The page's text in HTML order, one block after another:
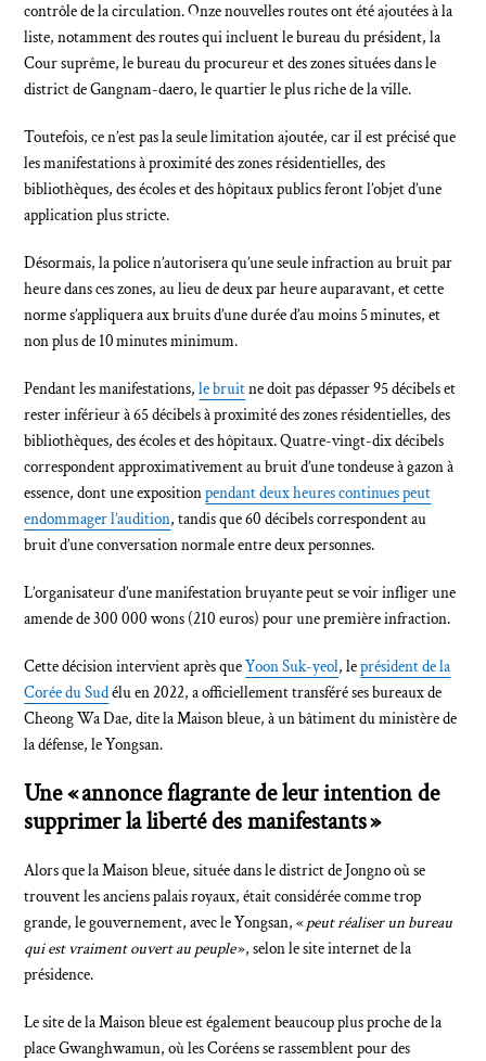
contrôle de la circulation. Onze nouvelles routes ont été ajoutées à la
liste, notamment des routes qui incluent le bureau du président, la
Cour suprême, le bureau du procureur et des zones situées dans le
district de Gangnam-daero, le quartier le plus riche de la ville.
Toutefois, ce n’est pas la seule limitation ajoutée, car il est précisé que
les manifestations à proximité des zones résidentielles, des
bibliothèques, des écoles et des hôpitaux publics feront l’objet d’une
application plus stricte.
Désormais, la police n’autorisera qu’une seule infraction au bruit par
heure dans ces zones, au lieu de deux par heure auparavant, et cette
norme s’appliquera aux bruits d’une durée d’au moins 5 minutes, et
non plus de 10 minutes minimum.
Pendant les manifestations,le bruitne doit pas dépasser 95 décibels et
rester inférieur à 65 décibels à proximité des zones résidentielles, des
bibliothèques, des écoles et des hôpitaux. Quatre-vingt-dix décibels
correspondent approximativement au bruit d’une tondeuse à gazon à
essence, dont une expositionpendant deux heures continues peut
endommager l’audition, tandis que 60 décibels correspondent au
bruit d’une conversation normale entre deux personnes.
L’organisateur d’une manifestation bruyante peut se voir infliger une
amende de 300 000 wons (210 euros) pour une première infraction.
Cette décision intervient après queYoon Suk-yeol, leprésident de la
Corée du Sudélu en 2022, a officiellement transféré ses bureaux de
Cheong Wa Dae, dite la Maison bleue, à un bâtiment du ministère de
la défense, le Yongsan.
Une « annonce flagrante de leur intention de
supprimer la liberté des manifestants »
Alors que la Maison bleue, située dans le district de Jongno où se
trouvent les anciens palais royaux, était considérée comme trop
grande, le gouvernement, avec le Yongsan, «peut réaliser un bureau
qui est vraiment ouvert au peuple», selon le site internet de la
présidence.
Le site de la Maison bleue est également beaucoup plus proche de la
place Gwanghwamun, où les Coréens se rassemblent pour des